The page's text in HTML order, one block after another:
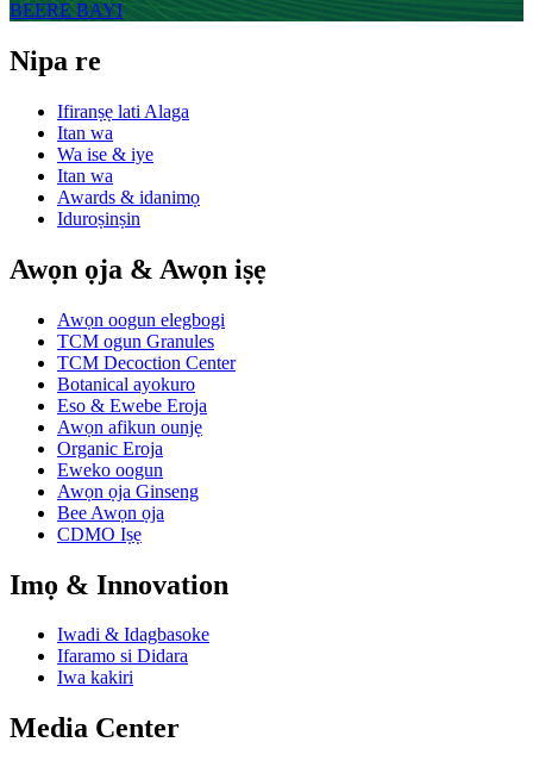
BEERE BAYI
Nipa re
Ifiranṣẹ lati Alaga
Itan wa
Wa ise & iye
Itan wa
Awards & idanimọ
Iduroṣinṣin
Awọn ọja & Awọn iṣẹ
Awọn oogun elegbogi
TCM ogun Granules
TCM Decoction Center
Botanical ayokuro
Eso & Ewebe Eroja
Awọn afikun ounjẹ
Organic Eroja
Eweko oogun
Awọn ọja Ginseng
Bee Awọn ọja
CDMO Iṣẹ
Imọ & Innovation
Iwadi & Idagbasoke
Ifaramo si Didara
Iwa kakiri
Media Center